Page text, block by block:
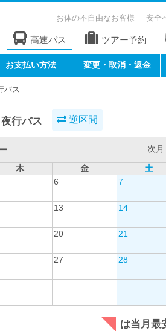
お体の不自由なお客様 安全
高速バス ツアー予約
お支払い方法 変更・取消・返金
バス
行バス 逆区間
次月
木 金
土
6 7
13 14
20 21
27 28
は当月最